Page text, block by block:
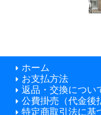
ホーム
お支払方法
返品・交換につい
公費掛売（代金後
特定商取引法に基